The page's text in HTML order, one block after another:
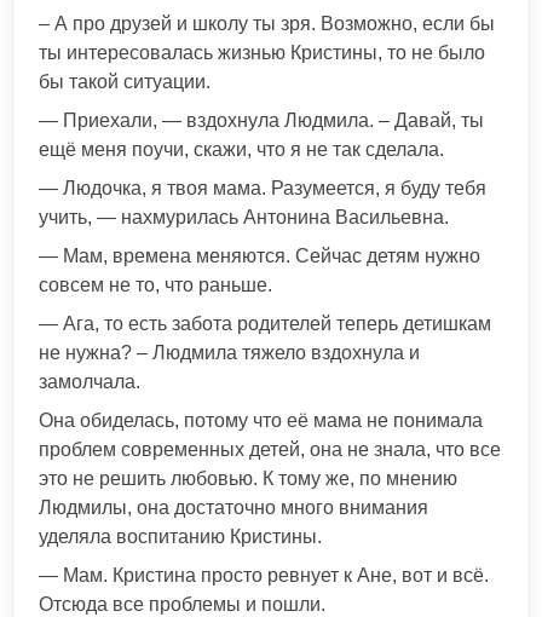
– А про друзей и школу ты зря. Возможно, если бы
ты интересовалась жизнью Кристины, то не было
бы такой ситуации.
— Приехали, — вздохнула Людмила. – Давай, ты
ещё меня поучи, скажи, что я не так сделала.
— Людочка, я твоя мама. Разумеется, я буду тебя
учить, — нахмурилась Антонина Васильевна.
— Мам, времена меняются. Сейчас детям нужно
совсем не то, что раньше.
— Ага, то есть забота родителей теперь детишкам
не нужна? – Людмила тяжело вздохнула и
замолчала.
Она обиделась, потому что её мама не понимала
проблем современных детей, она не знала, что все
это не решить любовью. К тому же, по мнению
Людмилы, она достаточно много внимания
уделяла воспитанию Кристины.
— Мам. Кристина просто ревнует к Ане, вот и всё.
Отсюда все проблемы и пошли.